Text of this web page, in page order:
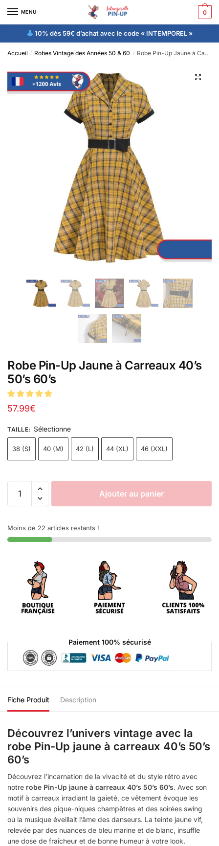
MENU 0
10% dès 59€ d’achat avec le code « INTEMPOREL »
Accueil / Robes Vintage des Années 50 & 60 / Robe Pin-Up Jaune à Carreaux 40’s 50’s 60’s
Robe Pin-Up Jaune à Carreaux 40’s
50’s 60’s
57.99€
TAILLE: Sélectionne
38 (S) 40 (M) 42 (L) 44 (XL) 46 (XXL)
Ajouter au panier
Moins de 22 articles restants !
Paiement 100% sécurisé
Fiche Produit Description
Découvrez l’univers vintage avec la
robe Pin-Up jaune à carreaux 40’s 50’s
60’s
Découvrez l’incarnation de la vivacité et du style rétro avec
notre robe Pin-Up jaune à carreaux 40’s 50’s 60’s. Avec son
motif à carreaux irradiant la gaieté, ce vêtement évoque les
souvenirs des pique-niques champêtres et des soirées swing
où la musique éveillait l’âme des danseurs. La teinte jaune vif,
relevée par des nuances de bleu marine et de blanc, insuffle
une dose de fraîcheur et de bonne humeur à votre look.